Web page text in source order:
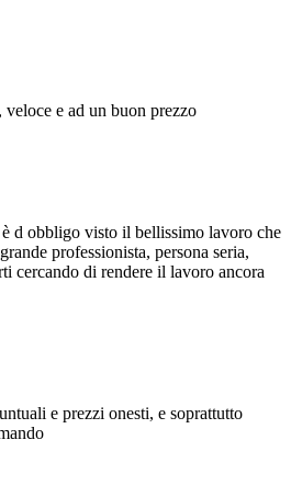
e ad un buon prezzo
d obbligo visto il bellissimo lavoro che
professionista, persona seria,
cercando di rendere il lavoro ancora
e prezzi onesti, e soprattutto